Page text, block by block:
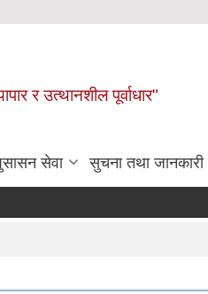
र उत्थानशील पूर्वाधार"
सेवा सुचना तथा जानकारी